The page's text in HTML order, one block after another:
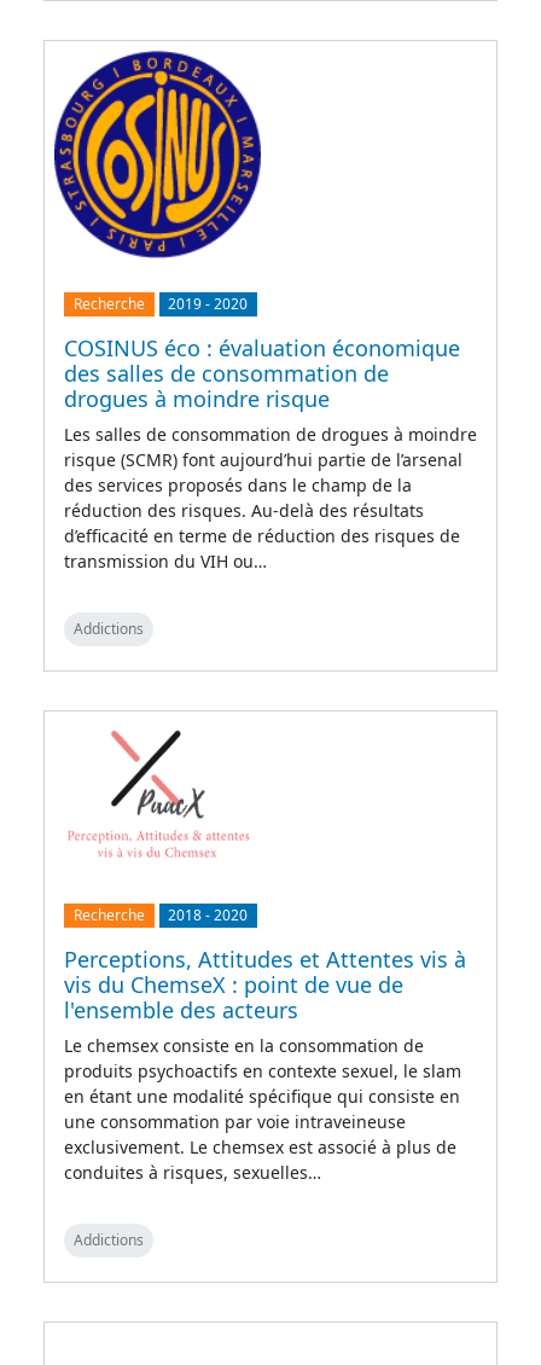
Recherche 2019-2020
COSINUS éco : évaluation économique
des salles de consommation de
drogues à moindre risque
Les salles de consommation de drogues à moindre
risque (SCMR) font aujourd’hui partie de l’arsenal
des services proposés dans le champ de la
réduction des risques. Au-delà des résultats
d’efficacité en terme de réduction des risques de
transmission du VIH ou…
Addictions
Recherche 2018-2020
Perceptions, Attitudes et Attentes vis à
vis du ChemseX : point de vue de
l'ensemble des acteurs
Le chemsex consiste en la consommation de
produits psychoactifs en contexte sexuel, le slam
en étant une modalité spécifique qui consiste en
une consommation par voie intraveineuse
exclusivement. Le chemsex est associé à plus de
conduites à risques, sexuelles…
Addictions